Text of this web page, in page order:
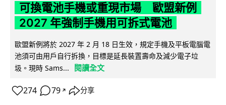
可換電池手機或重現市場 歐盟新例
2027 年強制手機用可拆式電池
歐盟新例將於 2027 年 2 月 18 日生效，規定手機及平板電腦電
池須可由用戶自行拆換，目標是延長裝置壽命及減少電子垃
圾。現時 Sams...
閱讀全文
274 79 ↗ 分享